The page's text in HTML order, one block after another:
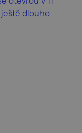
dlouho